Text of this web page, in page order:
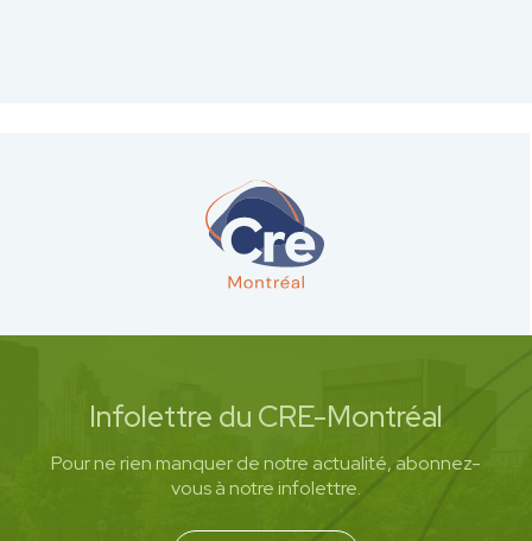
Infolettre du CRE-Montréal
Pour ne rien manquer de notre actualité, abonnez-
vous à notre infolettre.